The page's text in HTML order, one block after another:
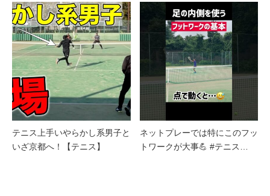
テニス上手いやらかし系男子と
いざ京都へ！【テニス】
ネットプレーでは特にこのフッ
トワークが大事💪 #テニス…